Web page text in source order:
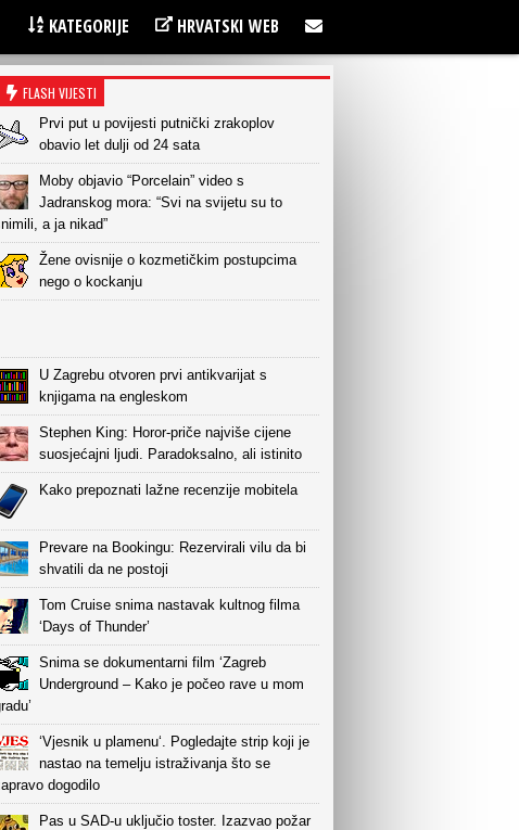
KATEGORIJE HRVATSKI WEB
FLASH VIJESTI
Prvi put u povijesti putnički zrakoplov
obavio let dulji od 24 sata
Moby objavio “Porcelain” video s
Jadranskog mora: “Svi na svijetu su to
a ja nikad”
Žene ovisnije o kozmetičkim postupcima
nego o kockanju
U Zagrebu otvoren prvi antikvarijat s
knjigama na engleskom
Stephen King: Horor-priče najviše cijene
suosjećajni ljudi. Paradoksalno, ali istinito
Kako prepoznati lažne recenzije mobitela
Prevare na Bookingu: Rezervirali vilu da bi
shvatili da ne postoji
Tom Cruise snima nastavak kultnog filma
‘Days of Thunder’
Snima se dokumentarni film ‘Zagreb
Underground – Kako je počeo rave u mom
‘Vjesnik u plamenu‘. Pogledajte strip koji je
nastao na temelju istraživanja što se
dogodilo
Pas u SAD-u uključio toster. Izazvao požar